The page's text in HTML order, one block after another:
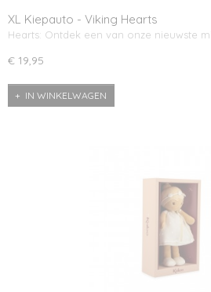
XL Kiepauto - Viking Hearts
Hearts: Ontdek een van onze nieuwste
€ 19,95
IN WINKELWAGEN